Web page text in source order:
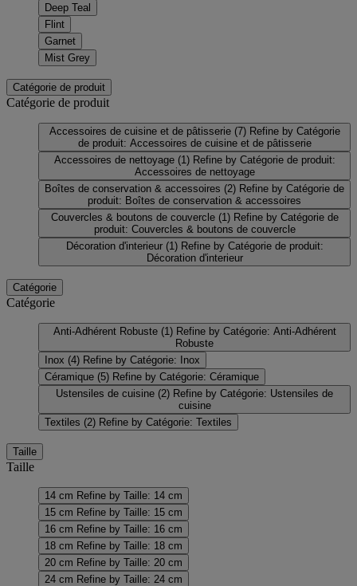
Deep Teal
Flint
Garnet
Mist Grey
Catégorie de produit
Catégorie de produit
Accessoires de cuisine et de pâtisserie (7) Refine by Catégorie
de produit: Accessoires de cuisine et de pâtisserie
Accessoires de nettoyage (1) Refine by Catégorie de produit:
Accessoires de nettoyage
Boîtes de conservation & accessoires (2) Refine by Catégorie de
produit: Boîtes de conservation & accessoires
Couvercles & boutons de couvercle (1) Refine by Catégorie de
produit: Couvercles & boutons de couvercle
Décoration d'interieur (1) Refine by Catégorie de produit:
Décoration d'interieur
Catégorie
Catégorie
Anti-Adhérent Robuste (1) Refine by Catégorie: Anti-Adhérent
Robuste
Inox (4) Refine by Catégorie: Inox
Céramique (5) Refine by Catégorie: Céramique
Ustensiles de cuisine (2) Refine by Catégorie: Ustensiles de
cuisine
Textiles (2) Refine by Catégorie: Textiles
Taille
Taille
14 cm Refine by Taille: 14 cm
15 cm Refine by Taille: 15 cm
16 cm Refine by Taille: 16 cm
18 cm Refine by Taille: 18 cm
20 cm Refine by Taille: 20 cm
24 cm Refine by Taille: 24 cm